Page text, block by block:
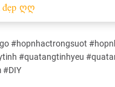
ღღ
#hopnhactrongsuot
#quatangtinhyeu